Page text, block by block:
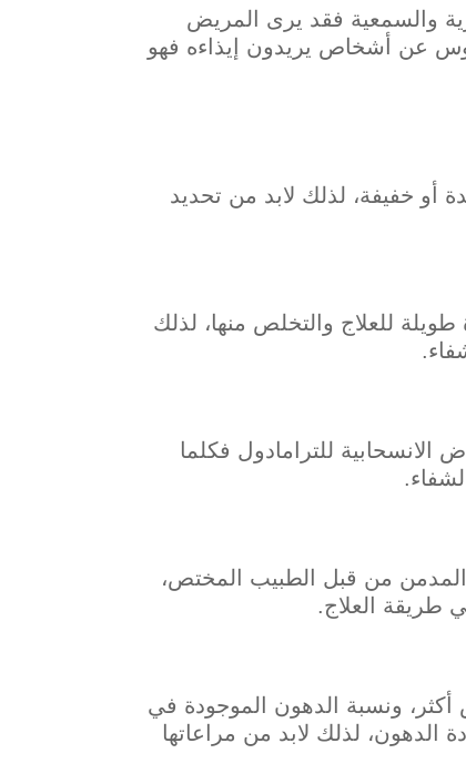
والسمعية فقد يرى المريض
عن أشخاص يريدون إيذاءه فهو
أو خفيفة، لذلك لابد من تحديد
للعلاج والتخلص منها، لذلك
الانسحابية للترامادول فكلما
المدمن من قبل الطبيب المختص،
طريقة العلاج.
أكثر، ونسبة الدهون الموجودة في
لذلك لابد من مراعاتها